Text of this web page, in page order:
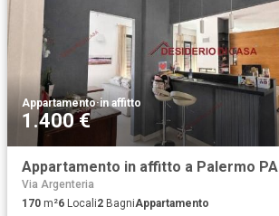
Appartamento·in affitto
1.400 €
Appartamento in affitto a Palermo PA
Via Argenteria
170 m²6 Locali2 BagniAppartamento